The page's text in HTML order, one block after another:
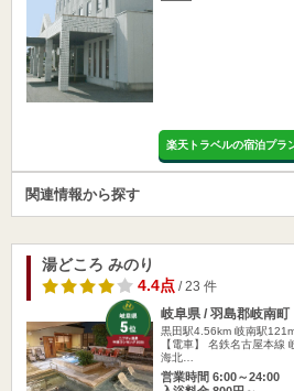
楽天トラベルの宿泊プラ
関連情報から探す
湯どころ みのり
4.4点/ 23 件
岐阜県 / 羽島郡岐南町
黒田駅4.56km 岐南駅
【電車】 名鉄名古屋本線
海北…
営業時間 6:00～24:00